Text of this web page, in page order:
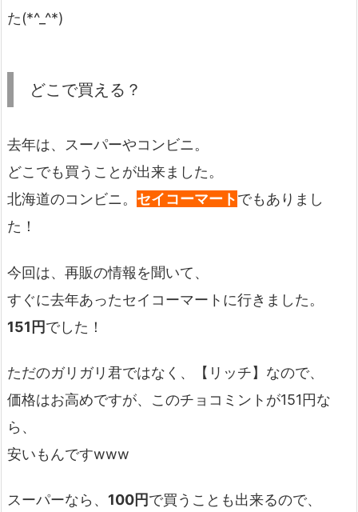
た(*^_^*)
どこで買える？
去年は、スーパーやコンビニ。
どこでも買うことが出来ました。
北海道のコンビニ。 セイコーマートでもありまし
た！
今回は、再販の情報を聞いて、
すぐに去年あったセイコーマートに行きました。
151円でした！
ただのガリガリ君ではなく、【リッチ】なので、
価格はお高めですが、このチョコミントが151円な
ら、
安いもんですwww
スーパーなら、 100円で買うことも出来るので、